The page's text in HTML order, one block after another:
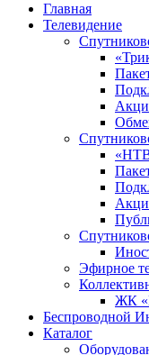
Главная
Телевидение
Эфирное
ЖК
Беспроводной
Каталог